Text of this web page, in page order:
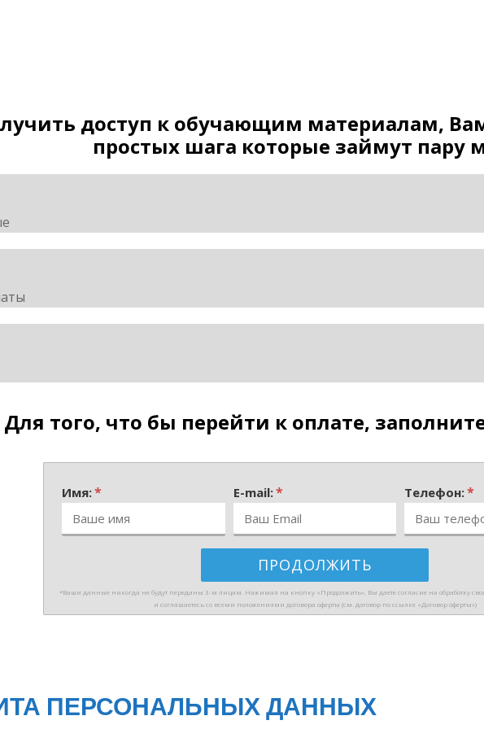
доступ к обучающим материалам,
простых шага которые займут пару
Для того, что бы перейти к оплате,
Имя:* E-mail:* Телефон:*
*Ваши данные никогда не будут переданы 3-м лицам. Нажимая на кнопку «Продолжить», Вы даете согласие на обработку
и соглашаетесь со всеми положениями договора оферты (см. договор по ссылке «Договор оферты»)
ПЕРСОНАЛЬНЫХ ДАННЫХ